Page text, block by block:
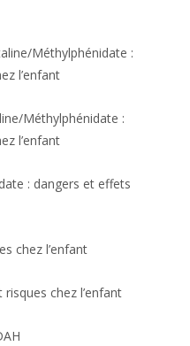
Méthylphénidate :
l’enfant
Méthylphénidate :
l’enfant
: dangers et effets
chez l’enfant
chez l’enfant